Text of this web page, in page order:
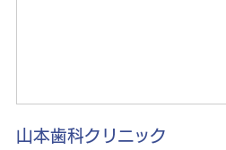
山本歯科クリニック